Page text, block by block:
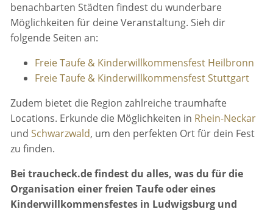
benachbarten Städten findest du wunderbare
Möglichkeiten für deine Veranstaltung. Sieh dir
folgende Seiten an:
Freie Taufe & Kinderwillkommensfest Heilbronn
Freie Taufe & Kinderwillkommensfest Stuttgart
Zudem bietet die Region zahlreiche traumhafte
Locations. Erkunde die Möglichkeiten in Rhein-Neckar
undSchwarzwald, um den perfekten Ort für dein Fest
zu finden.
Bei traucheck.de findest du alles, was du für die
Organisation einer freien Taufe oder eines
Kinderwillkommensfestes in Ludwigsburg und